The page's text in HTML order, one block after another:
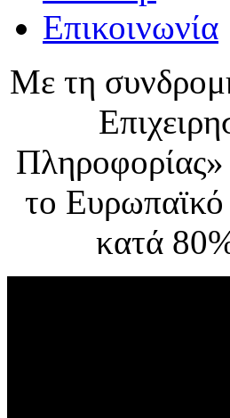
Επικοινωνία
Με τη
το
κατά